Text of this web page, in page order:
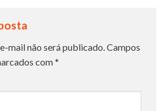
mail não será publicado.Campos
com*